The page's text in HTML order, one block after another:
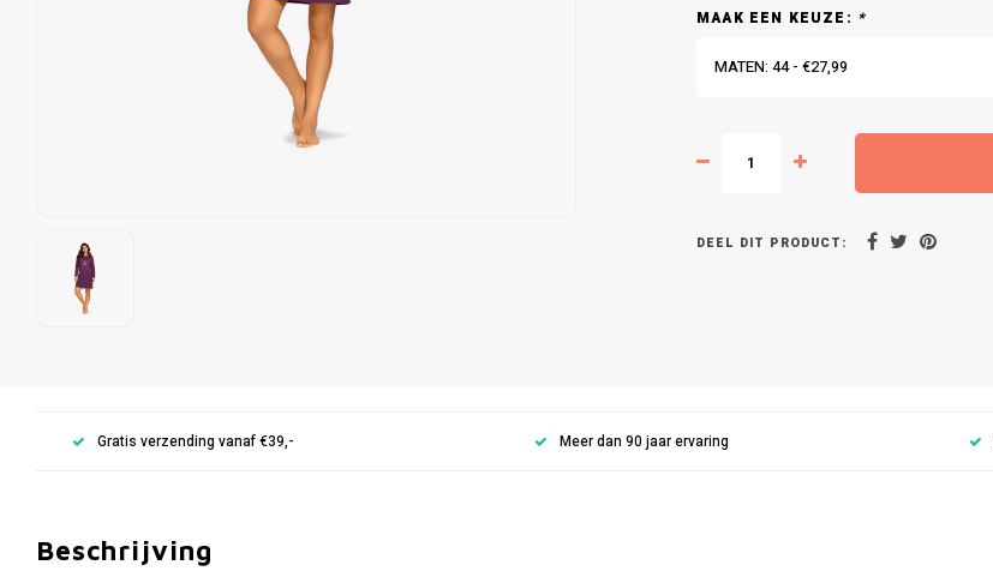
MAAK EEN KEUZE: *
MATEN: 44 - €27,99
DEEL DIT PRODUCT:
Gratis verzending vanaf €39,- Meer dan 90 jaar ervaring
Beschrijving